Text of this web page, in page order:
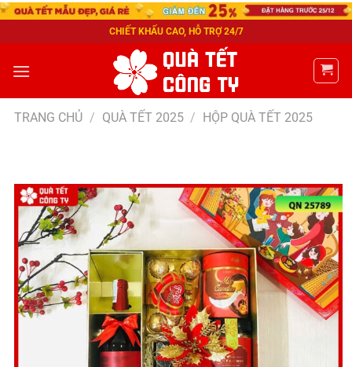
CHIẾT KHẤU CAO, HỖ TRỢ 24/7
TRANG CHỦ / QUÀ TẾT 2025 / HỘP QUÀ TẾT 2025